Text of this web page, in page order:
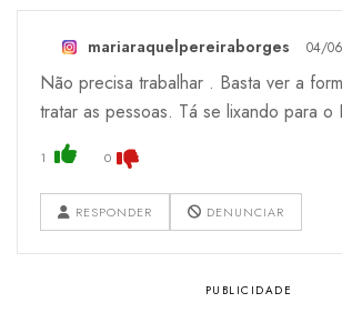
mariaraquelpereiraborges 04/
Não precisa trabalhar . Basta ver a
tratar as pessoas. Tá se lixando para o
1 0
RESPONDER DENUNCIAR